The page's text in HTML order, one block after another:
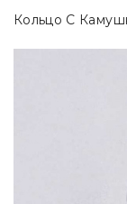
Кольцо С